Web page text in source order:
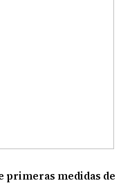
primeras medidas de